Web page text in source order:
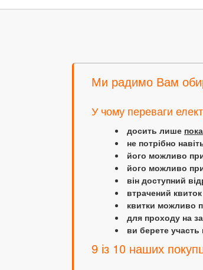
Ми радимо Вам
У чому переваги
досить лише
не потрібно
його можливо
його можливо
він доступний
втрачений
квитки можливо
для проходу на
ви берете участь
9 із 10 наших